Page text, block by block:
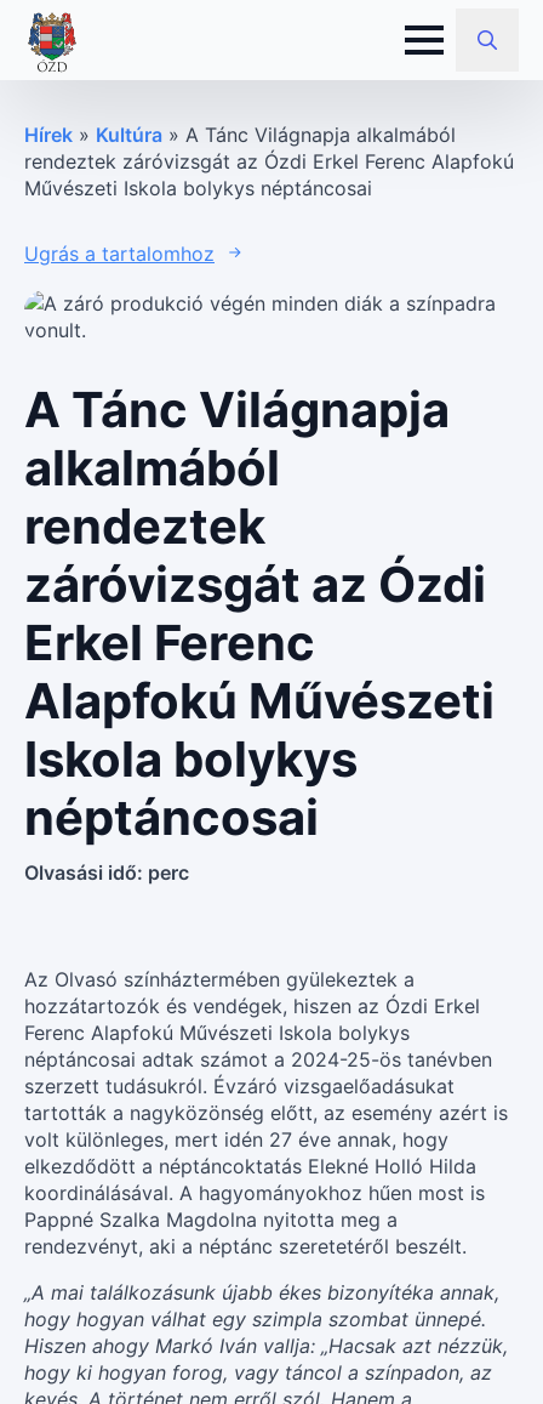
Search
Hírek » Kultúra » A Tánc Világnapja alkalmából
rendeztek záróvizsgát az Ózdi Erkel Ferenc Alapfokú
Művészeti Iskola bolykys néptáncosai
Ugrás a tartalomhoz
A Tánc Világnapja
alkalmából
rendeztek
záróvizsgát az Ózdi
Erkel Ferenc
Alapfokú Művészeti
Iskola bolykys
néptáncosai
Olvasási idő: perc
Az Olvasó színháztermében gyülekeztek a
hozzátartozók és vendégek, hiszen az Ózdi Erkel
Ferenc Alapfokú Művészeti Iskola bolykys
néptáncosai adtak számot a 2024-25-ös tanévben
szerzett tudásukról. Évzáró vizsgaelőadásukat
tartották a nagyközönség előtt, az esemény azért is
volt különleges, mert idén 27 éve annak, hogy
elkezdődött a néptáncoktatás Elekné Holló Hilda
koordinálásával. A hagyományokhoz hűen most is
Pappné Szalka Magdolna nyitotta meg a
rendezvényt, aki a néptánc szeretetéről beszélt.
„A mai találkozásunk újabb ékes bizonyítéka annak,
hogy hogyan válhat egy szimpla szombat ünnepé.
Hiszen ahogy Markó Iván vallja: „Hacsak azt nézzük,
hogy ki hogyan forog, vagy táncol a színpadon, az
kevés. A történet nem erről szól. Hanem a